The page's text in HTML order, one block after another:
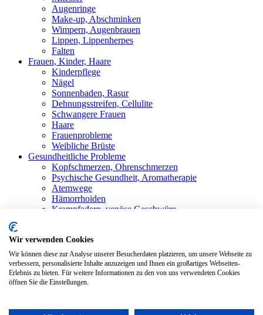
Augenringe
Make-up, Abschminken
Wimpern, Augenbrauen
Lippen, Lippenherpes
Falten
Frauen, Kinder, Haare
Kinderpflege
Nägel
Sonnenbaden, Rasur
Dehnungsstreifen, Cellulite
Schwangere Frauen
Haare
Frauenprobleme
Weibliche Brüste
Gesundheitliche Probleme
Kopfschmerzen, Ohrenschmerzen
Psychische Gesundheit, Aromatherapie
Atemwege
Hämorrhoiden
Krampfadern, venöse Geschwüre
Rheumatismus, Gelenkschmerzen
Mundhöhle
Magenbeschwerden
ShopAlle Produkte
Wir verwenden Cookies
Wir können diese zur Analyse unserer Besucherdaten platzieren, um unsere Webseite zu
verbessern, personalisierte Inhalte anzuzeigen und Ihnen ein großartiges Webseiten-
Erlebnis zu bieten. Für weitere Informationen zu den von uns verwendeten Cookies
öffnen Sie die Einstellungen.